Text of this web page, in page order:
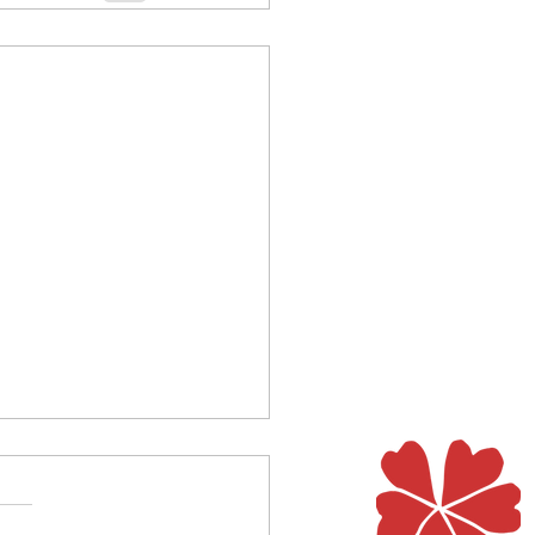
Legende erzählt von